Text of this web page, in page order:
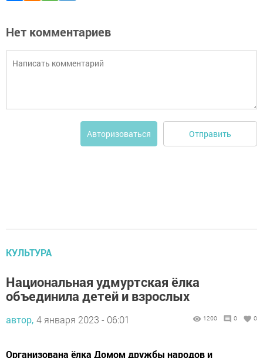
Нет комментариев
Авторизоваться Отправить
КУЛЬТУРА
Национальная удмуртская ёлка
объединила детей и взрослых
автор, 4 января 2023 - 06:01 1200 0 0
Организована ёлка Домом дружбы народов и